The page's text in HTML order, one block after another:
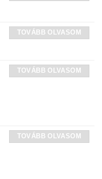
TOVÁBB OLVASOM
TOVÁBB OLVASOM
TOVÁBB OLVASOM